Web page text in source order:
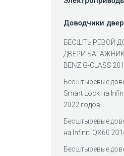
Доводчики
БЕСШТЫРЕВОЙ
ДВЕРИ
BENZ G-CLASS
Беcштыревые
Smart Lock на
2022 годов
Беcштыревые
на Infiniti QX60
Бесштыревые